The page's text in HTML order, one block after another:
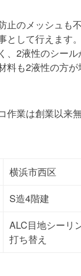
止のメッシュも
として行えます
、2液性のシール
料も2液性の方が
作業は創業以来
横浜市西区
S造4階建
ALC目地シーリ
打ち替え